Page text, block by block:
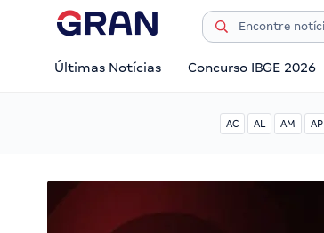
Últimas Notícias Concurso IBGE 2026
AC AL AM AP